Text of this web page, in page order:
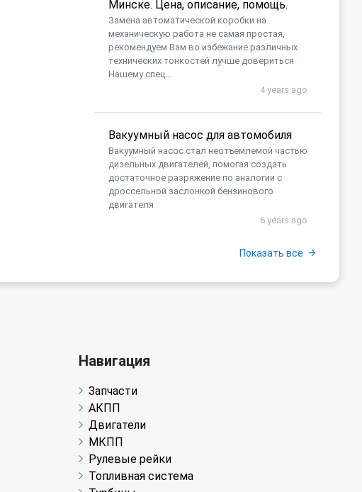
Минске. Цена, описание, помощь.
Замена автоматической коробки на
механическую работа не самая простая,
рекомендуем Вам во избежание различных
технических тонкостей лучше довериться
Нашему спец...
4 years ago
Вакуумный насос для автомобиля
​Вакуумный насос стал неотъемлемой частью
дизельных двигателей, помогая создать
достаточное разряжение по аналогии с
дроссельной заслонкой бензинового
двигателя
6 years ago
Показать все
Навигация
Запчасти
АКПП
Двигатели
МКПП
Рулевые рейки
Топливная система